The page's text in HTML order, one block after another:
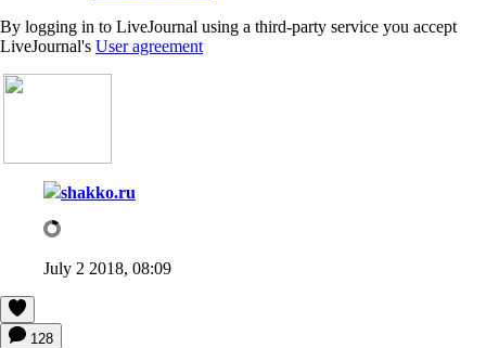
By logging in to LiveJournal using a third-party service you accept
LiveJournal's User agreement
shakko.ru
July 2 2018, 08:09
128